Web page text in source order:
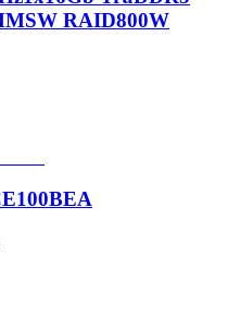
RAID800W